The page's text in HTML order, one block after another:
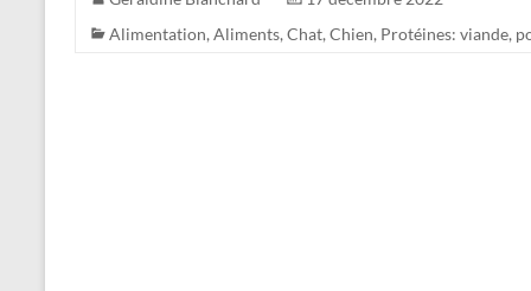
Alimentation, Aliments, Chat, Chien, Protéines: viande,